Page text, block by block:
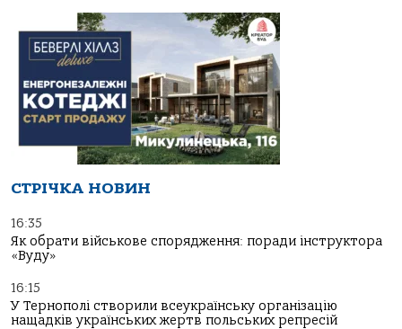
СТРІЧКА НОВИН
16:35
Як обрати військове спорядження: поради інструктора
«Вуду»
16:15
У Тернополі створили всеукраїнську організацію
нащадків українських жертв польських репресій